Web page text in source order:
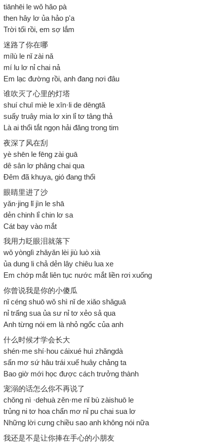
tiānhēi le wǒ hǎo pà
then hây lơ ủa hảo p'a
Trời tối rồi, em sợ lắm
迷路了你在哪
mílù le nǐ zài nǎ
mí lu lơ nỉ chai nả
Em lạc đường rồi, anh đang nơi đâu
谁吹灭了心里的灯塔
shuí chuī miè le xīn·li de dēngtǎ
suấy truây mia lơ xin lỉ tơ tâng thả
Là ai thổi tắt ngọn hải đăng trong tim
夜深了风在刮
yè shēn le fēng zài guā
dê sân lơ phâng chai qua
Đêm đã khuya, gió đang thổi
眼睛里进了沙
yǎn·jing lǐ jìn le shā
dẻn chinh lỉ chin lơ sa
Cát bay vào mắt
我用力眨眼泪就落下
wǒ yònglì zhǎyǎn lèi jiù luò xià
ủa dung li chả dẻn lây chiêu lua xe
Em chớp mắt liên tục nước mắt liền rơi xuống
你曾说我是你的小傻瓜
nǐ céng shuō wǒ shì nǐ de xiǎo shǎguā
nỉ trấng sua ủa sư nỉ tơ xẻo sả qua
Anh từng nói em là nhỏ ngốc của anh
什么时候才学会长大
shén·me shí·hou cáixué huì zhăngdà
sấn mơ sứ hâu trái xuế huây chảng ta
Bao giờ mới học được cách trưởng thành
宠溺的话怎么你不再说了
chǒng nì ·dehuà zěn·me nǐ bù zàishuō le
trủng ni tơ hoa chẩn mơ nỉ pu chai sua lơ
Những lời cưng chiều sao anh không nói nữa
我还是不是让你捧在手心的小朋友